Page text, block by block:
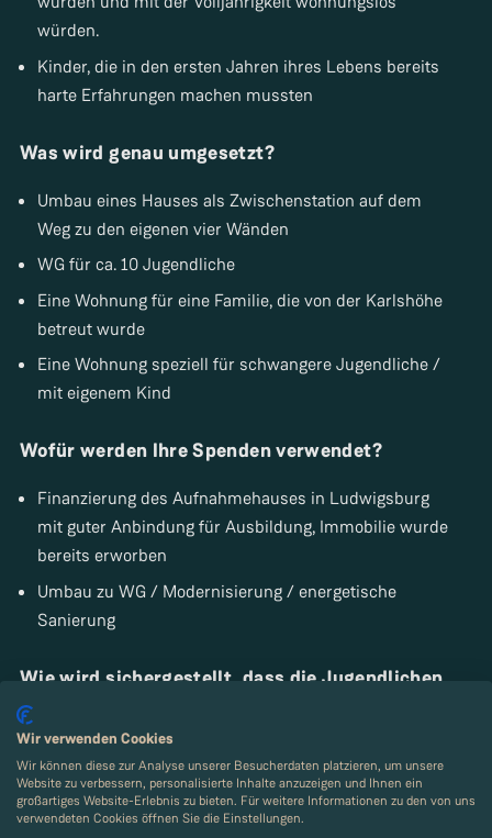
würden.
Kinder, die in den ersten Jahren ihres Lebens bereits
harte Erfahrungen machen mussten
Was wird genau umgesetzt?
Umbau eines Hauses als Zwischenstation auf dem
Weg zu den eigenen vier Wänden
WG für ca. 10 Jugendliche
Eine Wohnung für eine Familie, die von der Karlshöhe
betreut wurde
Eine Wohnung speziell für schwangere Jugendliche /
mit eigenem Kind
Wofür werden Ihre Spenden verwendet?
Finanzierung des Aufnahmehauses in Ludwigsburg
mit guter Anbindung für Ausbildung, Immobilie wurde
bereits erworben
Umbau zu WG / Modernisierung / energetische
Sanierung
Wie wird sichergestellt, dass die Jugendlichen
selbstständig werden?
Engmaschige Begleitung durch Sozialarbeitende
Auswahl von Bewohner:innen, die sich im Kinderheim
Wir verwenden Cookies
Wir können diese zur Analyse unserer Besucherdaten platzieren, um unsere
Website zu verbessern, personalisierte Inhalte anzuzeigen und Ihnen ein
großartiges Website-Erlebnis zu bieten. Für weitere Informationen zu den von uns
verwendeten Cookies öffnen Sie die Einstellungen.